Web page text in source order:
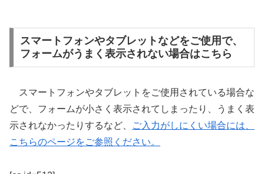
スマートフォンやタブレットなどをご使用で、
フォームがうまく表示されない場合はこちら
スマートフォンやタブレットをご使用されている場合な
どで、フォームが小さく表示されてしまったり、うまく表
示されなかったりするなど、
ご入力がしにくい場合には、
こちらのページをご参照ください。